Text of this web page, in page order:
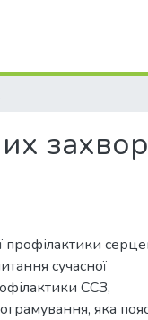
профілактики
сучасної
ССЗ,
яка